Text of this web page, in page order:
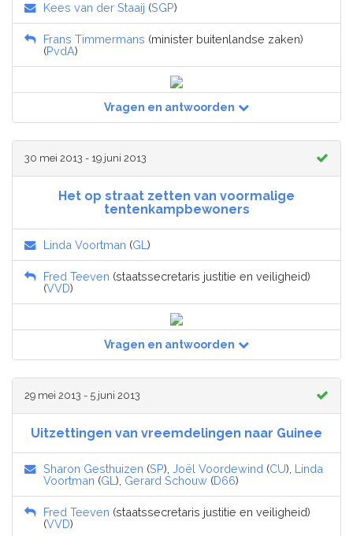
Kees van der Staaij (SGP)
Frans Timmermans (minister buitenlandse zaken)
(PvdA)
Vragen en antwoorden
30 mei 2013 - 19 juni 2013
Het op straat zetten van voormalige
tentenkampbewoners
Linda Voortman (GL )
Fred Teeven (staatssecretaris justitie en veiligheid)
(VVD)
Vragen en antwoorden
29 mei 2013 - 5 juni 2013
Uitzettingen van vreemdelingen naar Guinee
Sharon Gesthuizen (SP), Joël Voordewind (CU), Linda
Voortman (GL ), Gerard Schouw (D66)
Fred Teeven (staatssecretaris justitie en veiligheid)
(VVD)